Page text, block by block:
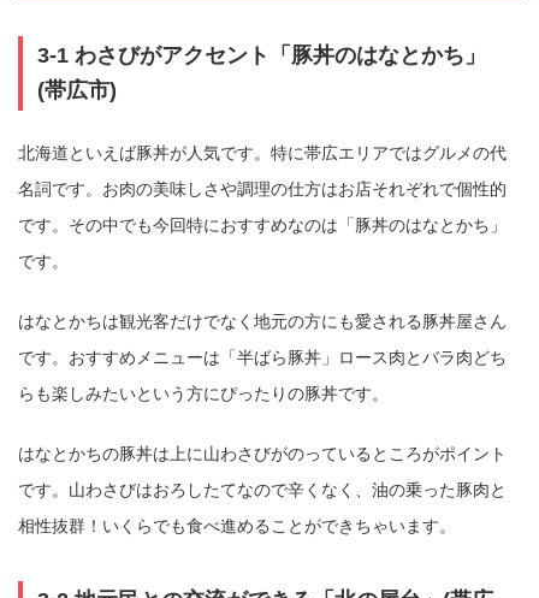
3-1 わさびがアクセント「豚丼のはなとかち」
(帯広市)
北海道といえば豚丼が人気です。特に帯広エリアではグルメの代
名詞です。お肉の美味しさや調理の仕方はお店それぞれで個性的
です。その中でも今回特におすすめなのは「豚丼のはなとかち」
です。
はなとかちは観光客だけでなく地元の方にも愛される豚丼屋さん
です。おすすめメニューは「半ばら豚丼」ロース肉とバラ肉どち
らも楽しみたいという方にぴったりの豚丼です。
はなとかちの豚丼は上に山わさびがのっているところがポイント
です。山わさびはおろしたてなので辛くなく、油の乗った豚肉と
相性抜群！いくらでも食べ進めることができちゃいます。